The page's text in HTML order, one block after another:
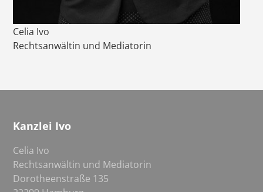
Celia Ivo
Rechtsanwältin und Mediatorin
Kanzlei Ivo
Celia Ivo
Rechtsanwältin und Mediatorin
Dorotheenstraße 135